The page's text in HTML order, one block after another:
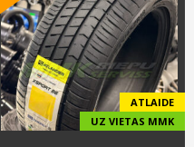
ATLAIDE
UZ VIETAS MMK